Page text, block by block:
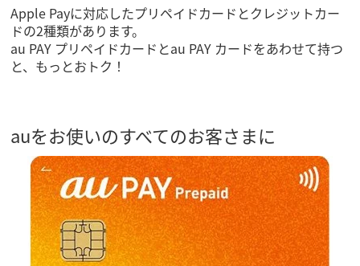
Apple Payに対応したプリペイドカードとクレジットカー
ドの2種類があります。
au PAY プリペイドカードとau PAY カードをあわせて持つ
と、もっとおトク！
auをお使いのすべてのお客さまに